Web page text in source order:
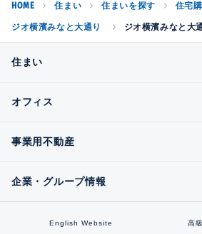
HOME 住まい 住まいを探す 住宅
ジオ横濱みなと大通り ジオ横濱みなと大
住まい
オフィス
事業用不動産
企業・グループ情報
English Website 高